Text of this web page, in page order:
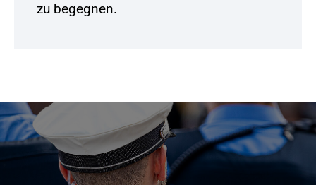
zu begegnen.